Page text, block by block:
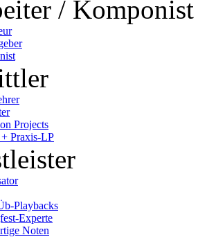
/ Komponist
Projects
Praxis-LP
Playbacks
Experte
Noten